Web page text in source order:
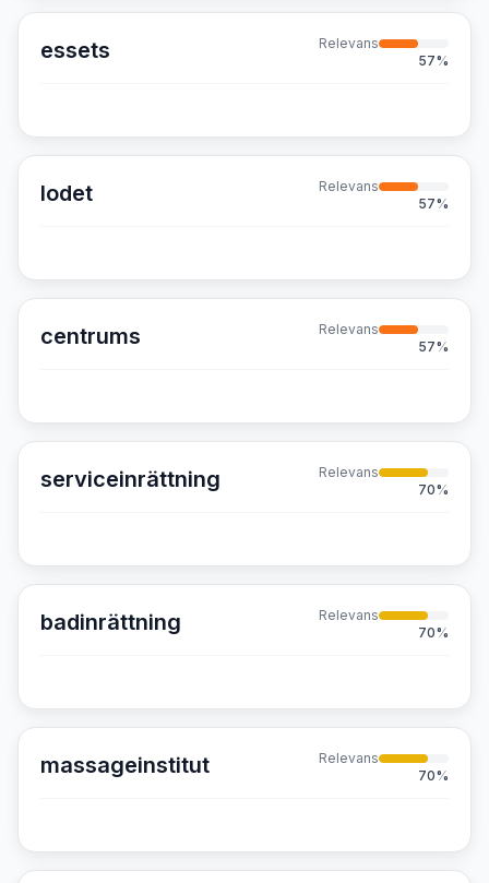
essets
Relevans
57%
lodet
Relevans
57%
centrums
Relevans
57%
serviceinrättning
Relevans
70%
badinrättning
Relevans
70%
massageinstitut
Relevans
70%